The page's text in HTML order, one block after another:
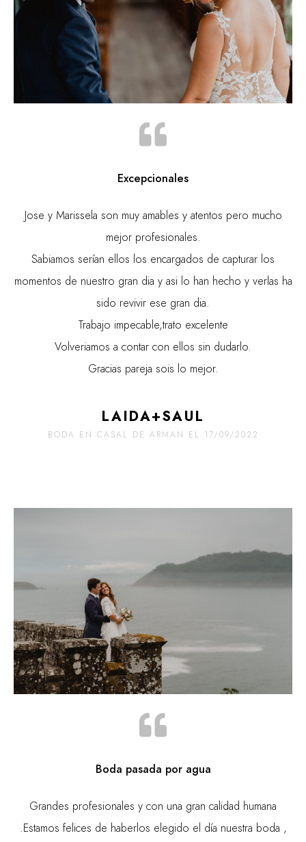
Excepcionales
Jose y Marissela son muy amables y atentos pero mucho
mejor profesionales.
Sabiamos serían ellos los encargados de capturar los
momentos de nuestro gran dia y asi lo han hecho y verlas ha
sido revivir ese gran dia.
Trabajo impecable,trato excelente
Volveriamos a contar con ellos sin dudarlo.
Gracias pareja sois lo mejor.
LAIDA+SAUL
BODA EN CASAL DE ARMAN EL 17/09/2022
Boda pasada por agua
Grandes profesionales y con una gran calidad humana
.Estamos felices de haberlos elegido el día nuestra boda ,